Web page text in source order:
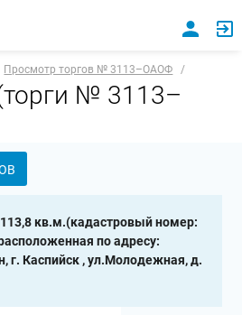
Просмотр торгов № 3113–ОАОФ /
№ 3113–
кв.м.(кадастровый номер:
по адресу:
г. Каспийск , ул.Молодежная, д.